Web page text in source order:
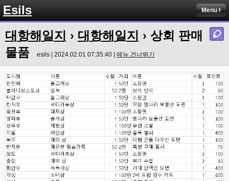
Esils Menu
대항해일지 › 대항해일지 › 상회 판매
물품
esils | 2024.02.01 07:35:40 | 메뉴 건너뛰기
그건 아직 그대로 인데용 ㅎㅎ
00:00
이거나 수정해야겟어요 하핫 ;;
esils
고게임77 00:03
테스트하는동안 전 안나가고있겠습니다. ㅋㅋ
esils 00:03
아녀요 하실꺼 하셔도 되요 ㅋ
esils 00:04
라이믹스로 갈아타야되나 말아야하나 심히 고민중입니다 ㅋ
esils 00:04
워드프레스는 영 손에 안맞고 ..